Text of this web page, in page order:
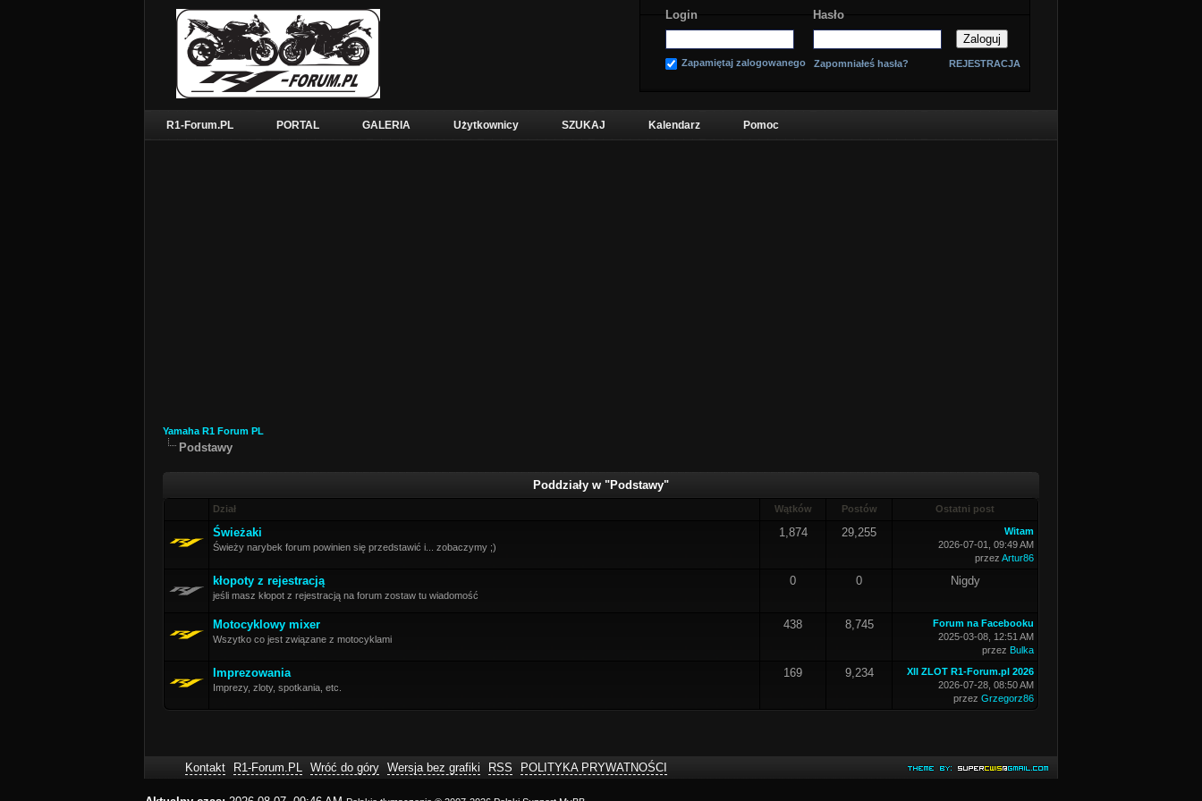
Login Hasło
Zapamiętaj zalogowanego Zapomniałeś hasła? REJESTRACJA
R1-Forum.PL PORTAL GALERIA Użytkownicy SZUKAJ Kalendarz Pomoc
Yamaha R1 Forum PL
Podstawy
Poddziały w "Podstawy"
Dział Wątków Postów Ostatni post
Świeżaki
Świeży narybek forum powinien się przedstawić i... zobaczymy ;)
1,874 29,255
Witam
2026-07-01, 09:49 AM
przez Artur86
kłopoty z rejestracją
jeśli masz kłopot z rejestracją na forum zostaw tu wiadomość
0 0 Nigdy
Motocyklowy mixer
Wszytko co jest związane z motocyklami
438 8,745
Forum na Facebooku
2025-03-08, 12:51 AM
przez Bulka
Imprezowania
Imprezy, zloty, spotkania, etc.
169 9,234
XII ZLOT R1-Forum.pl 2026
2026-07-28, 08:50 AM
przez Grzegorz86
Kontakt R1-Forum.PL Wróć do góry Wersja bez grafiki RSS POLITYKA PRYWATNOŚCI